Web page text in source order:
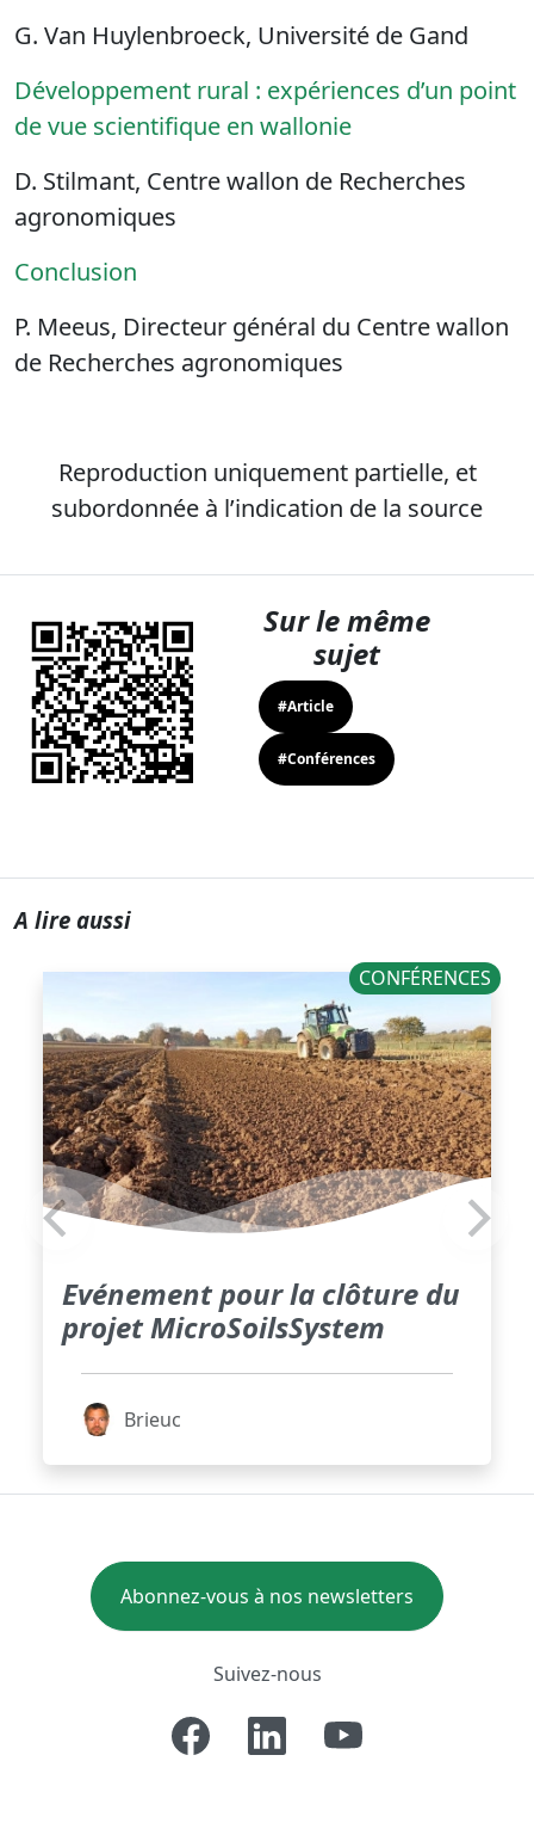
G. Van Huylenbroeck, Université de Gand
Développement rural : expériences d’un point
de vue scientifique en wallonie
D. Stilmant, Centre wallon de Recherches
agronomiques
Conclusion
P. Meeus, Directeur général du Centre wallon
de Recherches agronomiques
Reproduction uniquement partielle, et
subordonnée à l’indication de la source
Sur le même
sujet
#Article
#Conférences
A lire aussi
CONFÉRENCES
Evénement pour la clôture du
projet MicroSoilsSystem
Brieuc
Abonnez-vous à nos newsletters
Suivez-nous